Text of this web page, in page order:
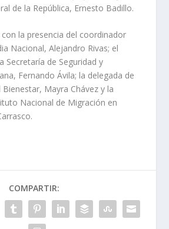
de la República, Ernesto Badillo.
la presencia del coordinador
Nacional, Alejandro Rivas; el
Secretaría de Seguridad y
Fernando Ávila; la delegada de
Mayra Chávez y la
Nacional de Migración en
COMPARTIR: